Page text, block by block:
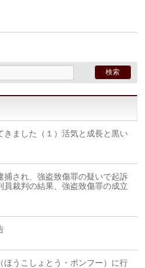
きました（１）活気と成長と黒い
捕され、強盗致傷罪の疑いで起訴
員裁判の結果、強盗致傷罪の成立
ほうこしょとう・ポンフー）に行